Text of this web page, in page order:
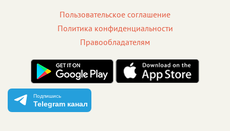
Пользовательское соглашение
Политика конфиденциальности
Правообладателям
Подпишись
Telegram канал